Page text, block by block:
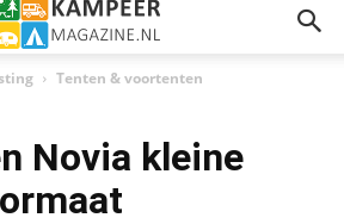
Tenten & voortenten
Novia kleine